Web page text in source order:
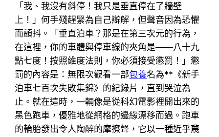
「我、我沒有斜停！我只是垂直停在了牆壁
上！」何手殘趕緊為自己辯解，但聲音因為恐懼
而顫抖。「垂直泊車？那是在第三次元的行為，
在這裡，你的車體與停車線的夾角是——八十九
點七度！按照維度法則，你必須接受懲罰！」懲
罰的內容是：無限次觀看一部包養名為**《新手
泊車七百次失敗集錦》的紀錄片，直到哭泣為
止。就在這時，一輛像是從科幻電影裡開出來的
黑色跑車，優雅地從網格的邊緣漂移而過。跑車
的輪胎發出令人陶醉的摩擦聲，它以一種近乎蔑